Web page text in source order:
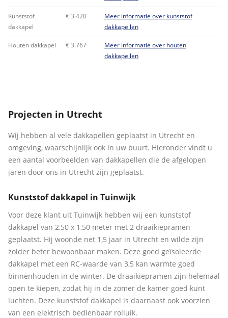
Kunststof
dakkapel
€ 3.420
Meer informatie over kunststof
dakkapellen
Houten dakkapel € 3.767
Meer informatie over houten
dakkapellen
Projecten in Utrecht
Wij hebben al vele dakkapellen geplaatst in Utrecht en
omgeving, waarschijnlijk ook in uw buurt. Hieronder vindt u
een aantal voorbeelden van dakkapellen die de afgelopen
jaren door ons in Utrecht zijn geplaatst.
Kunststof dakkapel in Tuinwijk
Voor deze klant uit Tuinwijk hebben wij een kunststof
dakkapel van 2,50 x 1,50 meter met 2 draaikiepramen
geplaatst. Hij woonde net 1,5 jaar in Utrecht en wilde zijn
zolder beter bewoonbaar maken. Deze goed geïsoleerde
dakkapel met een RC-waarde van 3,5 kan warmte goed
binnenhouden in de winter. De draaikiepramen zijn helemaal
open te kiepen, zodat hij in de zomer de kamer goed kunt
luchten. Deze kunststof dakkapel is daarnaast ook voorzien
van een elektrisch bedienbaar rolluik.